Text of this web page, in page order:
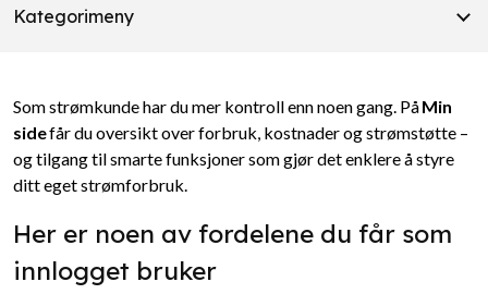
Kategorimeny
Som strømkunde har du mer kontroll enn noen gang. PåMin
sidefår du oversikt over forbruk, kostnader og strømstøtte –
og tilgang til smarte funksjoner som gjør det enklere å styre
ditt eget strømforbruk.
Her er noen av fordelene du får som
innlogget bruker